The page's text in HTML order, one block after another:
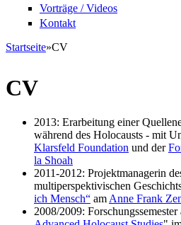
Vorträge / Videos
Kontakt
Startseite»CV
CV
2013: Erarbeitung einer
während des Holocausts - mit
Klarsfeld Foundation und der
la Shoah
2011-2012: Projektmanagerin
multiperspektivischen
ich Mensch“ am Anne Frank
2008/2009: